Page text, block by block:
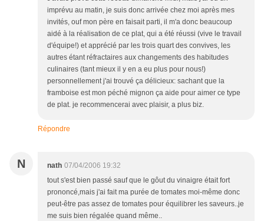
imprévu au matin, je suis donc arrivée chez moi après mes
invités, ouf mon père en faisait parti, il m'a donc beaucoup
aidé à la réalisation de ce plat, qui a été réussi (vive le travail
d'équipe!) et apprécié par les trois quart des convives, les
autres étant réfractaires aux changements des habitudes
culinaires (tant mieux il y en a eu plus pour nous!)
personnellement j'ai trouvé ça délicieux: sachant que la
framboise est mon péché mignon ça aide pour aimer ce type
de plat. je recommencerai avec plaisir, a plus biz.
Répondre
N nath 07/04/2006 19:32
tout s'est bien passé sauf que le gôut du vinaigre était fort
prononcé,mais j'ai fait ma purée de tomates moi-même donc
peut-être pas assez de tomates pour équilibrer les saveurs..je
me suis bien régalée quand même..